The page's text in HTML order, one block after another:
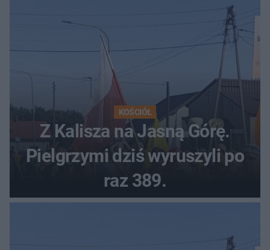
KOŚCIÓŁ
Z Kalisza na Jasną Górę.
Pielgrzymi dziś wyruszyli po
raz 389.